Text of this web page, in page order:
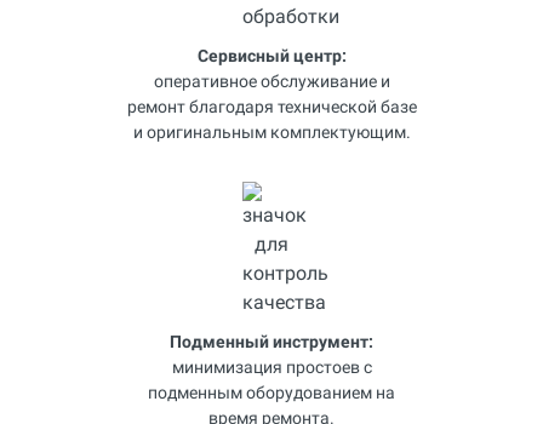
Сервисный центр:
оперативное обслуживание и
ремонт благодаря технической базе
и оригинальным комплектующим.
Подменный инструмент:
минимизация простоев с
подменным оборудованием на
время ремонта.